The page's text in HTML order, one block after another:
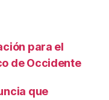
para el
de Occidente
que